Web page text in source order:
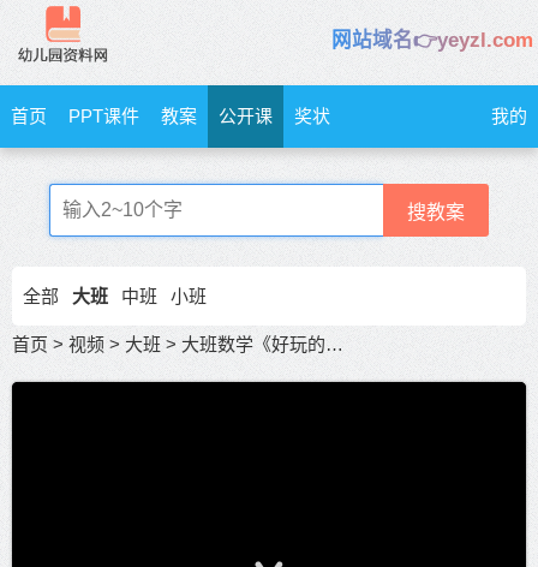
网站域名👉yeyzl.com
首页 PPT课件 教案 公开课 奖状 我的
搜教案
全部 大班 中班 小班
首页 > 视频 > 大班 > 大班数学《好玩的路线》公开课